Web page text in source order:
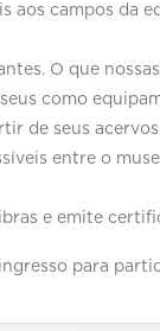
aos campos da
O que
como
de seus
entre o
e emite
para